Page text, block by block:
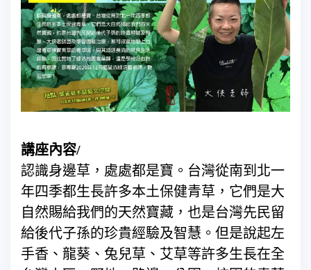
講座內容/
認識身邊草，處處都是寶。台灣從南到北一
年四季都生長許多本土保健青草，它們是大
自然賜給我們的天然寶藏，也是台灣先民留
給後代子孫的珍貴經驗及智慧。但是說起左
手香、龍葵、兔兒草、艾草等許多生長在全